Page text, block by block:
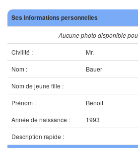
Ses informations personnelles
Aucune photo disponible
Civilité :
Mr.
Nom :
Bauer
Nom de jeune fille :
Prénom :
Benoit
Année de naissance :
1993
Description rapide :